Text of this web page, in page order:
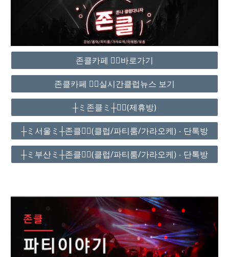
존클카페 ❤️‍🔥바로가기
존클카페 ❤️‍🔥실시간클럽뉴스 보기
┼ミ존클ミ┼❤️‍🔥(제휴방)
┼ミ서울ミ┼존클❤️‍🔥(클럽/파티룸/가라오케) - 단톡방
┼ミ부산ミ┼존클❤️‍🔥(클럽/파티룸/가라오케) - 단톡방